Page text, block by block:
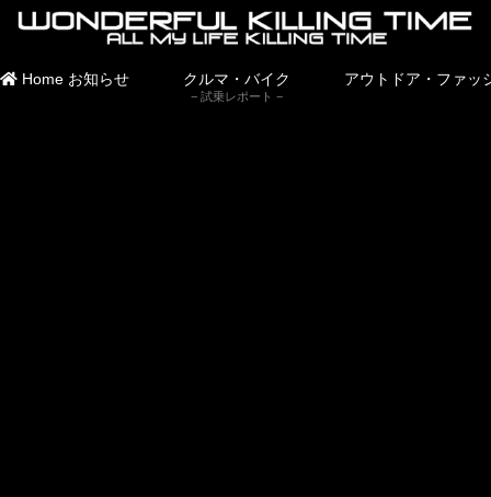
Home お知らせ クルマ・バイク
試乗レポート
アウトドア・ファッ